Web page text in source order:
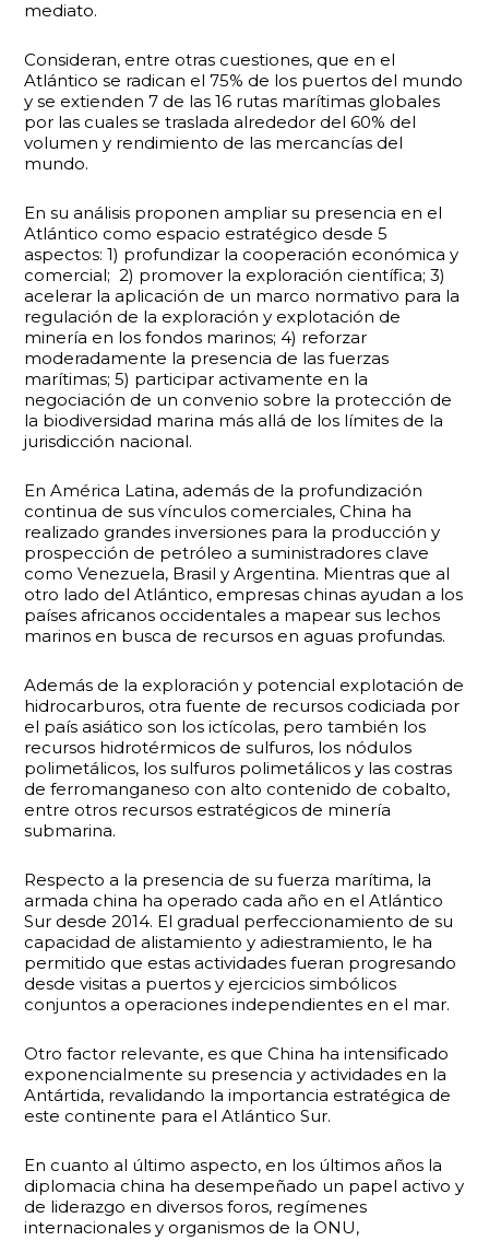
mediato.
Consideran, entre otras cuestiones, que en el
Atlántico se radican el 75% de los puertos del mundo
y se extienden 7 de las 16 rutas marítimas globales
por las cuales se traslada alrededor del 60% del
volumen y rendimiento de las mercancías del
mundo.
En su análisis proponen ampliar su presencia en el
Atlántico como espacio estratégico desde 5
aspectos: 1) profundizar la cooperación económica y
comercial; 2) promover la exploración científica; 3)
acelerar la aplicación de un marco normativo para la
regulación de la exploración y explotación de
minería en los fondos marinos; 4) reforzar
moderadamente la presencia de las fuerzas
marítimas; 5) participar activamente en la
negociación de un convenio sobre la protección de
la biodiversidad marina más allá de los límites de la
jurisdicción nacional.
En América Latina, además de la profundización
continua de sus vínculos comerciales, China ha
realizado grandes inversiones para la producción y
prospección de petróleo a suministradores clave
como Venezuela, Brasil y Argentina. Mientras que al
otro lado del Atlántico, empresas chinas ayudan a los
países africanos occidentales a mapear sus lechos
marinos en busca de recursos en aguas profundas.
Además de la exploración y potencial explotación de
hidrocarburos, otra fuente de recursos codiciada por
el país asiático son los ictícolas, pero también los
recursos hidrotérmicos de sulfuros, los nódulos
polimetálicos, los sulfuros polimetálicos y las costras
de ferromanganeso con alto contenido de cobalto,
entre otros recursos estratégicos de minería
submarina.
Respecto a la presencia de su fuerza marítima, la
armada china ha operado cada año en el Atlántico
Sur desde 2014. El gradual perfeccionamiento de su
capacidad de alistamiento y adiestramiento, le ha
permitido que estas actividades fueran progresando
desde visitas a puertos y ejercicios simbólicos
conjuntos a operaciones independientes en el mar.
Otro factor relevante, es que China ha intensificado
exponencialmente su presencia y actividades en la
Antártida, revalidando la importancia estratégica de
este continente para el Atlántico Sur.
En cuanto al último aspecto, en los últimos años la
diplomacia china ha desempeñado un papel activo y
de liderazgo en diversos foros, regímenes
internacionales y organismos de la ONU,